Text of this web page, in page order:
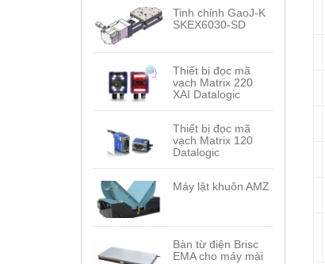
Tinh chỉnh GaoJ-K
SKEX6030-SD
Thiết bị đọc mã
vạch Matrix 220
XAI Datalogic
Thiết bị đọc mã
vạch Matrix 120
Datalogic
Máy lật khuôn AMZ
Bàn từ điện Brisc
EMA cho máy mài